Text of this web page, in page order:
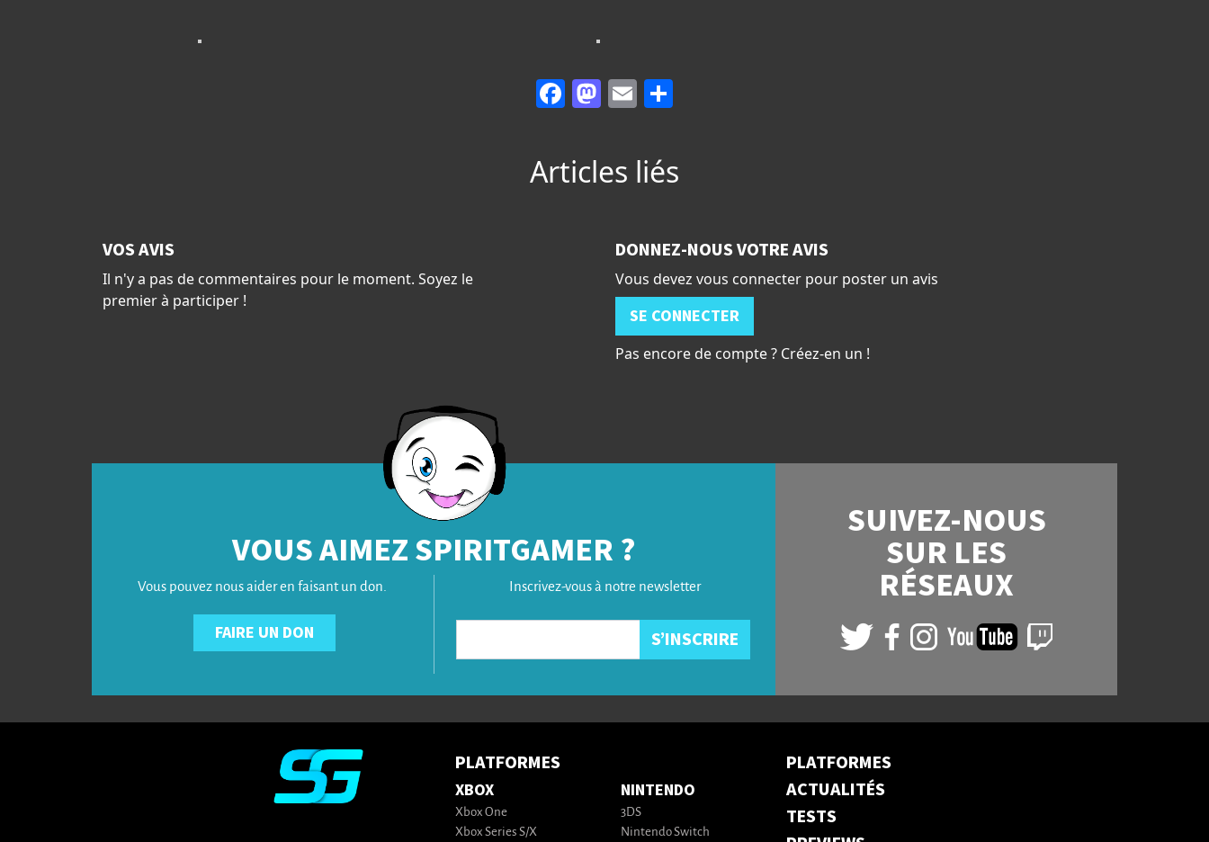
Facebook
Mastodon
Email
Articles liés
VOS AVIS
Il n'y a pas de commentaires pour le moment. Soyez le
premier à participer !
DONNEZ-NOUS VOTRE AVIS
Vous devez vous connecter pour poster un avis
SE CONNECTER
Pas encore de compte ? Créez-en un !
VOUS AIMEZ SPIRITGAMER ?
Vous pouvez nous aider en faisant un don.
FAIRE UN DON
Inscrivez-vous à notre newsletter
SUIVEZ-NOUS
SUR LES
RÉSEAUX
PLATFORMES
XBOX
Xbox One
Xbox Series S/X
NINTENDO
3DS
Nintendo Switch
PLATFORMES
ACTUALITÉS
TESTS